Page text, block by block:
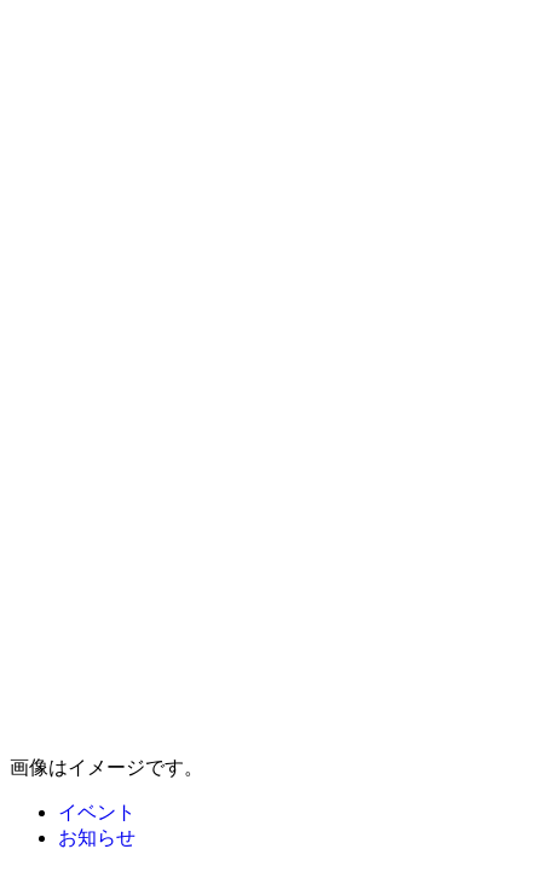
画像はイメージです。
イベント
お知らせ